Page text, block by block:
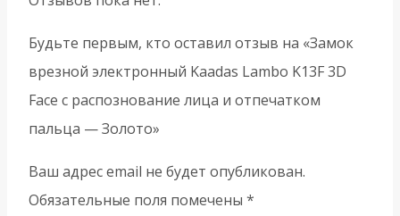
Будьте первым, кто оставил отзыв на «Замок
врезной электронный Kaadas Lambo K13F 3D
Face с распознование лица и отпечатком
пальца — Золото»
Ваш адрес email не будет опубликован.
Обязательные поля помечены *